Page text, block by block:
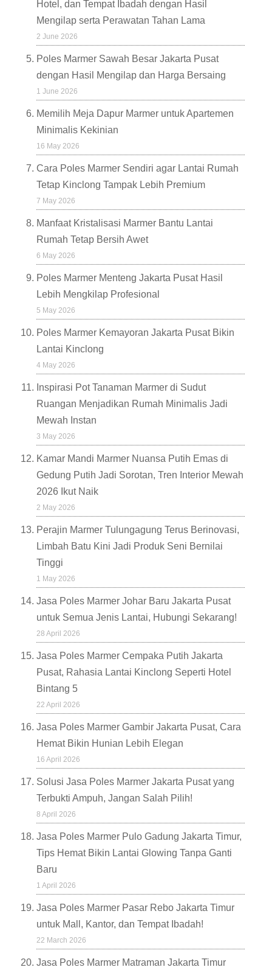
Hotel, dan Tempat Ibadah dengan Hasil
Mengilap serta Perawatan Tahan Lama
2 June 2026
Poles Marmer Sawah Besar Jakarta Pusat
dengan Hasil Mengilap dan Harga Bersaing
1 June 2026
Memilih Meja Dapur Marmer untuk Apartemen
Minimalis Kekinian
16 May 2026
Cara Poles Marmer Sendiri agar Lantai Rumah
Tetap Kinclong Tampak Lebih Premium
7 May 2026
Manfaat Kristalisasi Marmer Bantu Lantai
Rumah Tetap Bersih Awet
6 May 2026
Poles Marmer Menteng Jakarta Pusat Hasil
Lebih Mengkilap Profesional
5 May 2026
Poles Marmer Kemayoran Jakarta Pusat Bikin
Lantai Kinclong
4 May 2026
Inspirasi Pot Tanaman Marmer di Sudut
Ruangan Menjadikan Rumah Minimalis Jadi
Mewah Instan
3 May 2026
Kamar Mandi Marmer Nuansa Putih Emas di
Gedung Putih Jadi Sorotan, Tren Interior Mewah
2026 Ikut Naik
2 May 2026
Perajin Marmer Tulungagung Terus Berinovasi,
Limbah Batu Kini Jadi Produk Seni Bernilai
Tinggi
1 May 2026
Jasa Poles Marmer Johar Baru Jakarta Pusat
untuk Semua Jenis Lantai, Hubungi Sekarang!
28 April 2026
Jasa Poles Marmer Cempaka Putih Jakarta
Pusat, Rahasia Lantai Kinclong Seperti Hotel
Bintang 5
22 April 2026
Jasa Poles Marmer Gambir Jakarta Pusat, Cara
Hemat Bikin Hunian Lebih Elegan
16 April 2026
Solusi Jasa Poles Marmer Jakarta Pusat yang
Terbukti Ampuh, Jangan Salah Pilih!
8 April 2026
Jasa Poles Marmer Pulo Gadung Jakarta Timur,
Tips Hemat Bikin Lantai Glowing Tanpa Ganti
Baru
1 April 2026
Jasa Poles Marmer Pasar Rebo Jakarta Timur
untuk Mall, Kantor, dan Tempat Ibadah!
22 March 2026
Jasa Poles Marmer Matraman Jakarta Timur